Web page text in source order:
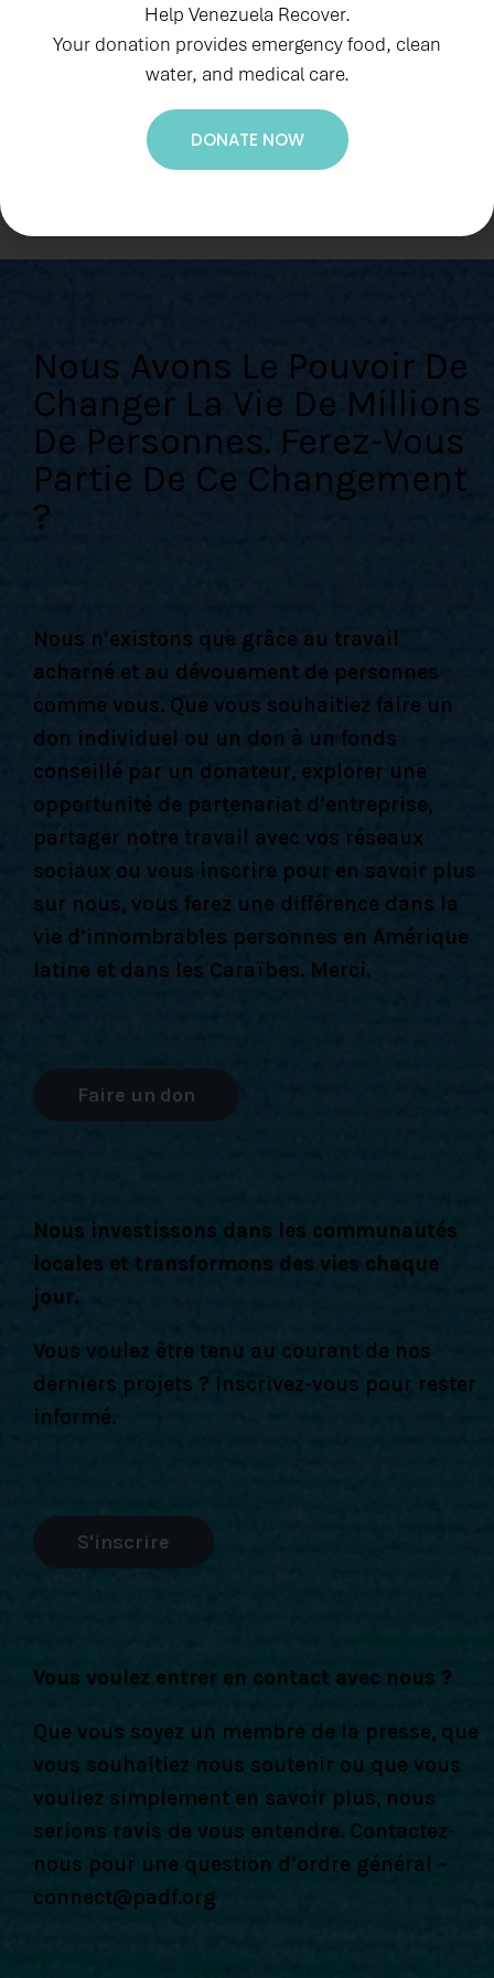
En savoir plus
Nous Avons Le Pouvoir De
Changer La Vie De Millions
De Personnes. Ferez-Vous
Partie De Ce Changement
?
Nous n’existons que grâce au travail
acharné et au dévouement de personnes
comme vous. Que vous souhaitiez faire un
don individuel ou un don à un fonds
conseillé par un donateur, explorer une
opportunité de partenariat d’entreprise,
partager notre travail avec vos réseaux
sociaux ou vous inscrire pour en savoir plus
sur nous, vous ferez une différence dans la
vie d’innombrables personnes en Amérique
latine et dans les Caraïbes. Merci.
Faire un don
Nous investissons dans les communautés
locales et transformons des vies chaque
jour.
Vous voulez être tenu au courant de nos
derniers projets ? Inscrivez-vous pour rester
informé.
S'inscrire
Vous voulez entrer en contact avec nous ?
Que vous soyez un membre de la presse, que
vous souhaitiez nous soutenir ou que vous
vouliez simplement en savoir plus, nous
serions ravis de vous entendre. Contactez-
nous pour une question d’ordre général –
connect@padf.org
Help Venezuela Recover.
Your donation provides emergency food, clean
water, and medical care.
DONATE NOW